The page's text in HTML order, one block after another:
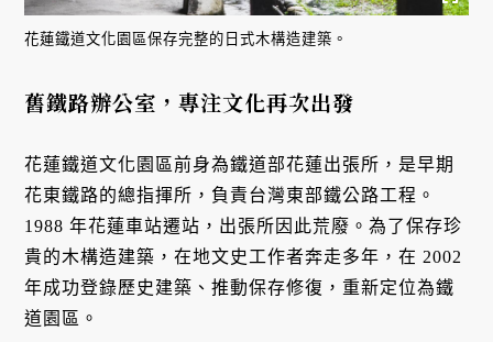
花蓮鐵道文化園區保存完整的日式木構造建築。
舊鐵路辦公室，專注文化再次出發
花蓮鐵道文化園區前身為鐵道部花蓮出張所，是早期
花東鐵路的總指揮所，負責台灣東部鐵公路工程。
1988 年花蓮車站遷站，出張所因此荒廢。為了保存珍
貴的木構造建築，在地文史工作者奔走多年，在 2002
年成功登錄歷史建築、推動保存修復，重新定位為鐵
道園區。